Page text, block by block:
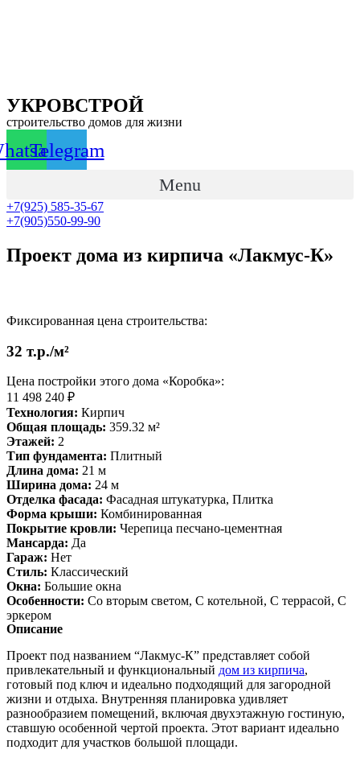
УКРОВСТРОЙ
строительство домов для жизни
Telegram
Menu
+7(925) 585-35-67
+7(905)550-99-90
Проект дома из кирпича «Лакмус-К»
Фиксированная цена строительства:
32 т.р./м²
Цена постройки этого дома «Коробка»:
11 498 240 ₽
Технология: Кирпич
Общая площадь: 359.32 м²
Этажей: 2
Тип фундамента: Плитный
Длина дома: 21 м
Ширина дома: 24 м
Отделка фасада: Фасадная штукатурка, Плитка
Форма крыши: Комбинированная
Покрытие кровли: Черепица песчано-цементная
Мансарда: Да
Гараж: Нет
Стиль: Классический
Окна: Большие окна
Особенности: Со вторым светом, С котельной, С террасой, С
эркером
Описание
Проект под названием “Лакмус-К” представляет собой
привлекательный и функциональный дом из кирпича,
готовый под ключ и идеально подходящий для загородной
жизни и отдыха. Внутренняя планировка удивляет
разнообразием помещений, включая двухэтажную гостиную,
ставшую особенной чертой проекта. Этот вариант идеально
подходит для участков большой площади.